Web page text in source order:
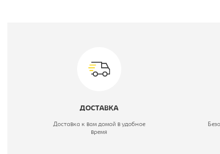
ДОСТАВКА
Доставка к вам домой в удобное
время